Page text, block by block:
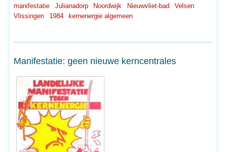
manifestatie
Julianadorp Noordwijk Nieuwvliet-bad
Velsen
Vlissingen
1984 kernenergie algemeen
Manifestatie: geen nieuwe kerncentrales